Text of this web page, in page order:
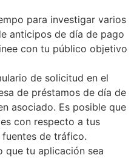
para investigar varios
anticipos de día de pago
con tu público objetivo
de solicitud en el
de préstamos de día de
asociado. Es posible que
con respecto a tus
de tráfico.
que tu aplicación sea